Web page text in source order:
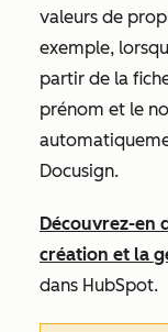
valeurs de
exemple,
partir de la
prénom et le
Docusign.
Découvrez-en
création et la
dans HubSpot.